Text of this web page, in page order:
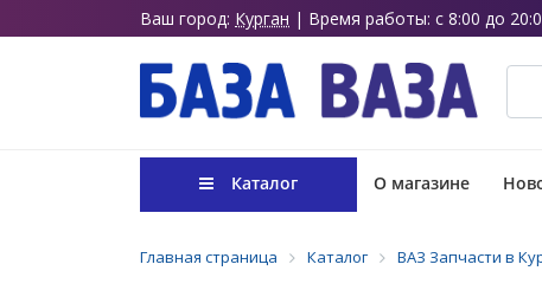
Ваш город: Курган | Время работы: с 8:00 до
Каталог О магазине
Главная страница Каталог ВАЗ Запчасти в